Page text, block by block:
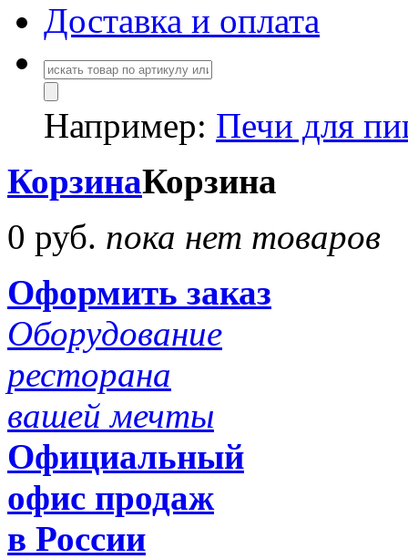
Доставка и оплата
Например: Печи для
КорзинаКорзина
0 руб. пока нет товаров
Оформить заказ
Оборудование
ресторана
вашей мечты
Официальный
офис продаж
в России